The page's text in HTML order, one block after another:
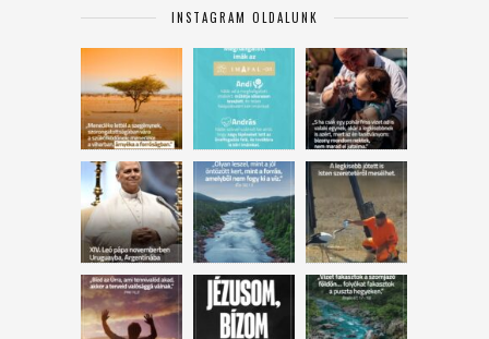
INSTAGRAM OLDALUNK